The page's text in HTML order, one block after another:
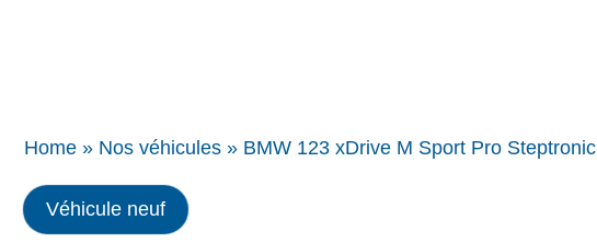
Home » Nos véhicules » BMW 123 xDrive M Sport Pro Steptronic
Véhicule neuf